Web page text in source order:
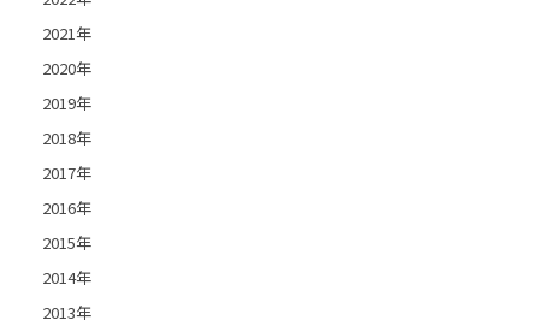
2021年
2020年
2019年
2018年
2017年
2016年
2015年
2014年
2013年